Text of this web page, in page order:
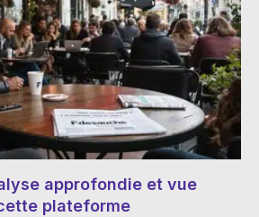
approfondie et vue
plateforme